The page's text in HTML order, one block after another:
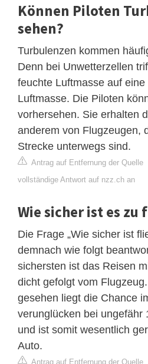
Können Piloten
sehen?
Turbulenzen kommen
Denn bei Unwetterzellen
feuchte Luftmasse auf
Luftmasse. Die Piloten
vorhersehen. Sie erhalten
anderem von Flugzeugen,
Strecke unterwegs sind.
Antrag auf Entfernung der Quelle
vollständige Antwort auf nzz.ch an
Wie sicher ist es zu
Die Frage „Wie sicher ist
demnach wie folgt
sichersten ist das Reisen
dicht gefolgt vom
gesehen liegt die Chance
verunglücken bei ungefähr
und ist somit wesentlich
Auto.
Antrag auf Entfernung der Quelle